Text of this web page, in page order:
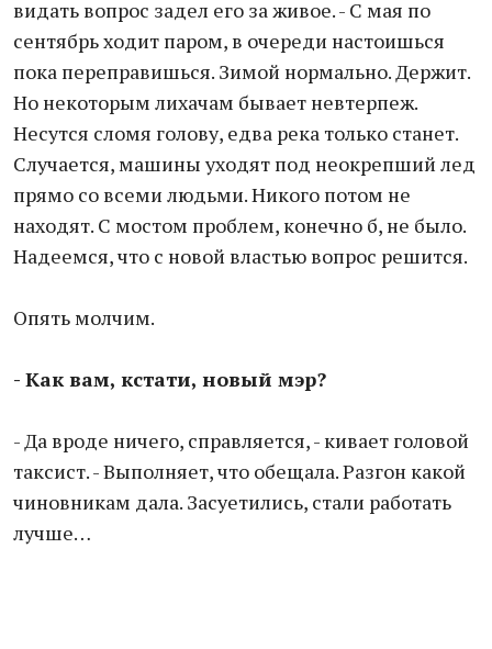
видать вопрос задел его за живое. - С мая по
сентябрь ходит паром, в очереди настоишься
пока переправишься. Зимой нормально. Держит.
Но некоторым лихачам бывает невтерпеж.
Несутся сломя голову, едва река только станет.
Случается, машины уходят под неокрепший лед
прямо со всеми людьми. Никого потом не
находят. С мостом проблем, конечно б, не было.
Надеемся, что с новой властью вопрос решится.
Опять молчим.
- Как вам, кстати, новый мэр?
- Да вроде ничего, справляется, - кивает головой
таксист. - Выполняет, что обещала. Разгон какой
чиновникам дала. Засуетились, стали работать
лучше…